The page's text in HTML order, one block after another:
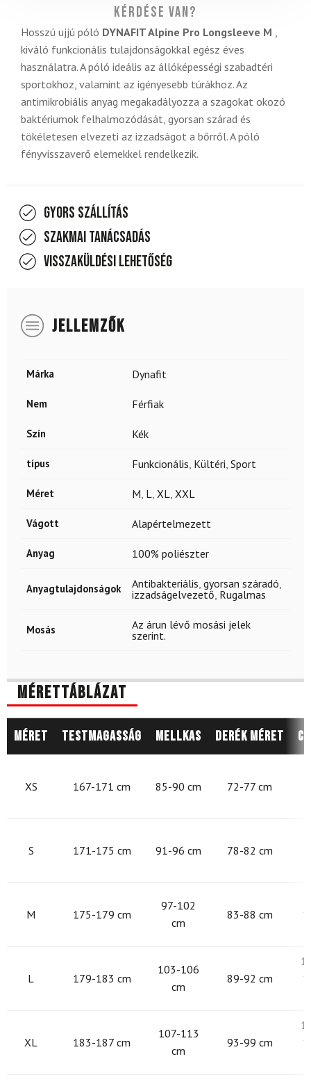
Kérdése van?
Hosszú ujjú póló DYNAFIT Alpine Pro Longsleeve M ,
kiváló funkcionális tulajdonságokkal egész éves
használatra. A póló ideális az állóképességi szabadtéri
sportokhoz, valamint az igényesebb túrákhoz. Az
antimikrobiális anyag megakadályozza a szagokat okozó
baktériumok felhalmozódását, gyorsan szárad és
tökéletesen elvezeti az izzadságot a bőrről. A póló
fényvisszaverő elemekkel rendelkezik.
Gyors szállítás
Szakmai tanácsadás
Visszaküldési lehetőség
JELLEMZŐK
Márka Dynafit
Nem Férfiak
Szín Kék
típus Funkcionális, Kültéri, Sport
Méret M, L, XL, XXL
Vágott Alapértelmezett
Anyag 100% poliészter
Anyagtulajdonságok Antibakteriális, gyorsan száradó,
izzadságelvezető, Rugalmas
Mosás
Az árun lévő mosási jelek
szerint.
Mérettáblázat
Méret Testmagasság Mellkas Derék méret
XS 167-171 cm 85-90 cm 72-77 cm
S 171-175 cm 91-96 cm 78-82 cm
M 175-179 cm
97-102
cm
83-88 cm
L 179-183 cm
103-106
cm
89-92 cm
XL 183-187 cm
107-113
cm
93-99 cm